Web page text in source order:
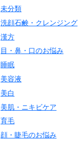
未分類
洗顔石鹸・クレンジング
漢方
目・鼻・口のお悩み
睡眠
美容液
美白
美肌・ニキビケア
育毛
顔・睫毛のお悩み